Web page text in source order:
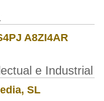
A8ZI4AR
e Industrial
SL